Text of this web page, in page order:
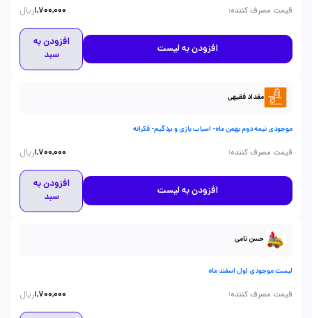
قیمت مصرف کننده:
1,700,000ریال
افزودن به لیست
افزودن به
سبد
مقداد فقیهی
موجودی نیمه دوم بهمن ماه- اسباب بازی و بردگیم- فکرانه
قیمت مصرف کننده:
1,700,000ریال
افزودن به لیست
افزودن به
سبد
حسن نامی
لیست موجودی اول اسفند ماه
قیمت مصرف کننده:
1,700,000ریال